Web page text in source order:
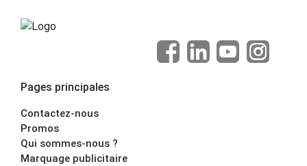
Pages principales
Contactez-nous
Promos
Qui sommes-nous ?
Marquage publicitaire